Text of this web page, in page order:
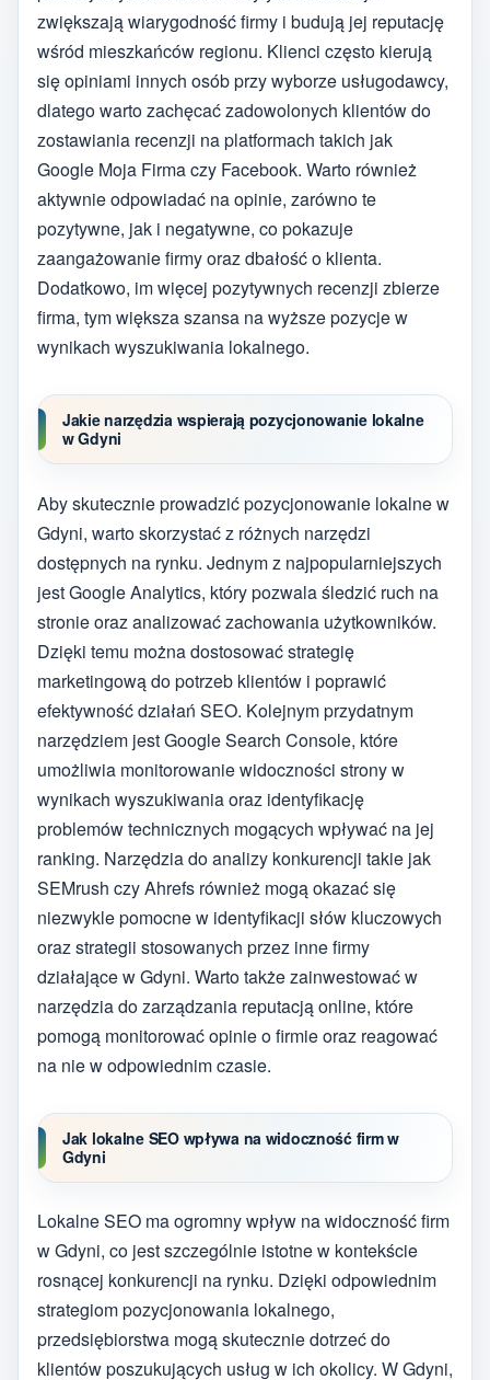
zwiększają wiarygodność firmy i budują jej reputację
wśród mieszkańców regionu. Klienci często kierują
się opiniami innych osób przy wyborze usługodawcy,
dlatego warto zachęcać zadowolonych klientów do
zostawiania recenzji na platformach takich jak
Google Moja Firma czy Facebook. Warto również
aktywnie odpowiadać na opinie, zarówno te
pozytywne, jak i negatywne, co pokazuje
zaangażowanie firmy oraz dbałość o klienta.
Dodatkowo, im więcej pozytywnych recenzji zbierze
firma, tym większa szansa na wyższe pozycje w
wynikach wyszukiwania lokalnego.
Jakie narzędzia wspierają pozycjonowanie lokalne
w Gdyni
Aby skutecznie prowadzić pozycjonowanie lokalne w
Gdyni, warto skorzystać z różnych narzędzi
dostępnych na rynku. Jednym z najpopularniejszych
jest Google Analytics, który pozwala śledzić ruch na
stronie oraz analizować zachowania użytkowników.
Dzięki temu można dostosować strategię
marketingową do potrzeb klientów i poprawić
efektywność działań SEO. Kolejnym przydatnym
narzędziem jest Google Search Console, które
umożliwia monitorowanie widoczności strony w
wynikach wyszukiwania oraz identyfikację
problemów technicznych mogących wpływać na jej
ranking. Narzędzia do analizy konkurencji takie jak
SEMrush czy Ahrefs również mogą okazać się
niezwykle pomocne w identyfikacji słów kluczowych
oraz strategii stosowanych przez inne firmy
działające w Gdyni. Warto także zainwestować w
narzędzia do zarządzania reputacją online, które
pomogą monitorować opinie o firmie oraz reagować
na nie w odpowiednim czasie.
Jak lokalne SEO wpływa na widoczność firm w
Gdyni
Lokalne SEO ma ogromny wpływ na widoczność firm
w Gdyni, co jest szczególnie istotne w kontekście
rosnącej konkurencji na rynku. Dzięki odpowiednim
strategiom pozycjonowania lokalnego,
przedsiębiorstwa mogą skutecznie dotrzeć do
klientów poszukujących usług w ich okolicy. W Gdyni,